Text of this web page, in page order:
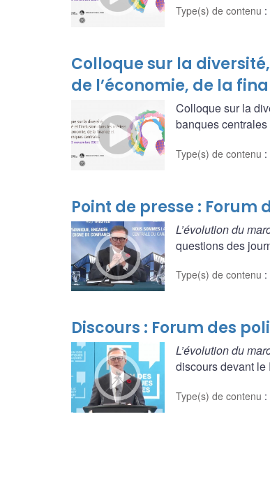
Type(s) de contenu :
Colloque sur la
de l’économie, de la
Colloque sur la
banques centrales
Type(s) de contenu :
Point de presse :
L’évolution du
questions des
Type(s) de contenu :
Discours : Forum des
L’évolution du
discours devant le
Type(s) de contenu :